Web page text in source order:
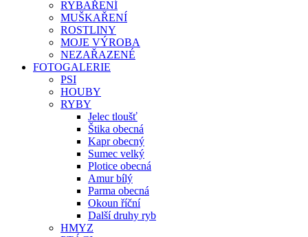
RYBAŘENÍ
MUŠKAŘENÍ
ROSTLINY
MOJE VÝROBA
NEZAŘAZENÉ
FOTOGALERIE
PSI
HOUBY
RYBY
Jelec tloušť
Štika obecná
Kapr obecný
Sumec velký
Plotice obecná
Amur bílý
Parma obecná
Okoun říční
Další druhy ryb
HMYZ